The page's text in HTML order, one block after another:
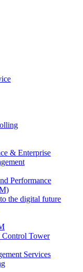
& Enterprise
Performance
the digital future
Control Tower
Services